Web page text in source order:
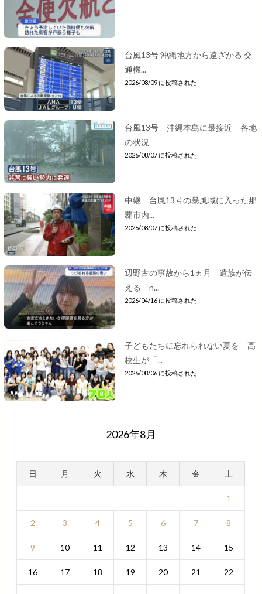
台風13号 沖縄地方から遠ざかる 交
通機...
2026/08/09 に投稿された
台風13号 沖縄本島に最接近 各地
の状況
2026/08/07 に投稿された
中継 台風13号の暴風域に入った那
覇市内...
2026/08/07 に投稿された
辺野古の事故から1ヵ月 遺族が伝
える「n...
2026/04/16 に投稿された
子どもたちに忘れられない夏を 高
校生が「...
2026/08/06 に投稿された
2026年8月
日 月 火 水 木 金 土
1
2 3 4 5 6 7 8
9 10 11 12 13 14 15
16 17 18 19 20 21 22